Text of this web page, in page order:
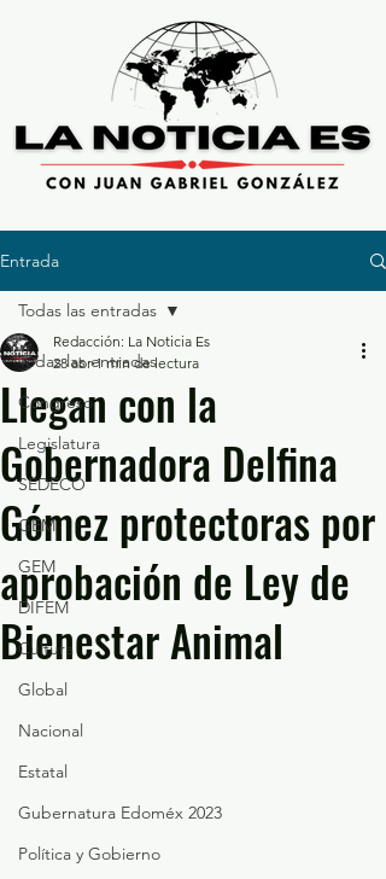
Entrada
Todas las entradas
Congreso
Legislatura
SEDECO
GEM
GEM
DIFEM
Cultura
Global
Nacional
Estatal
Gubernatura Edoméx 2023
Política y Gobierno
Todas las entradas
Llegan con la
Gobernadora Delfina
Gómez protectoras por
aprobación de Ley de
Bienestar Animal
Redacción: La Noticia Es
28 abr 1 min de lectura